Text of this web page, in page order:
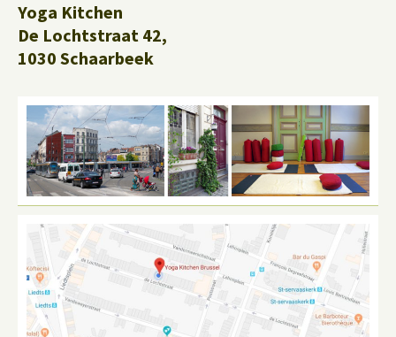
Yoga Kitchen
De Lochtstraat 42,
1030 Schaarbeek